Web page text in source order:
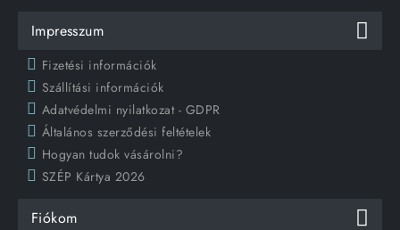
Impresszum
Fizetési információk
Szállítási információk
Adatvédelmi nyilatkozat - GDPR
Általános szerződési feltételek
Hogyan tudok vásárolni?
SZÉP Kártya 2026
Fiókom